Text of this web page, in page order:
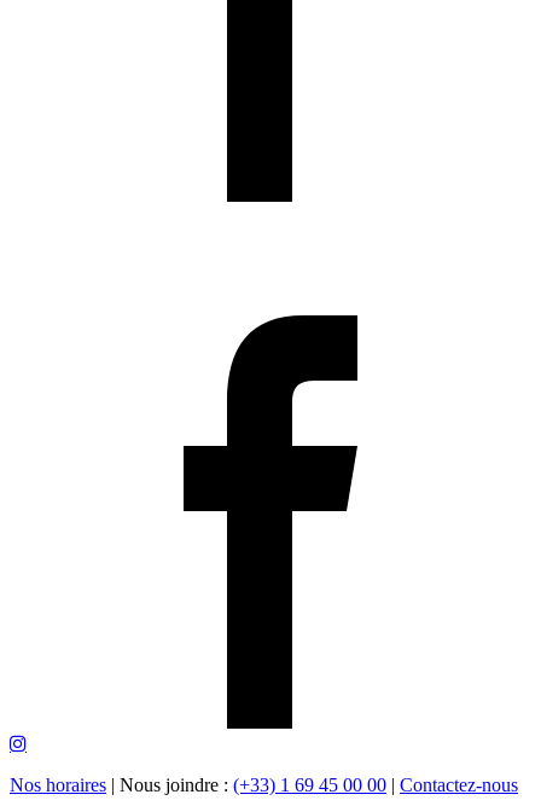
Nos horaires | Nous joindre : (+33) 1 69 45 00 00 | Contactez-nous